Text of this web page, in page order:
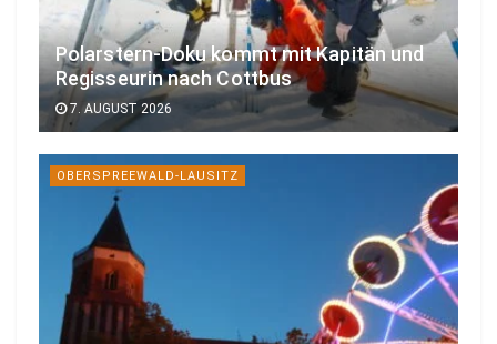
Polarstern-Doku kommt mit Kapitän und
Regisseurin nach Cottbus
7. AUGUST 2026
OBERSPREEWALD-LAUSITZ